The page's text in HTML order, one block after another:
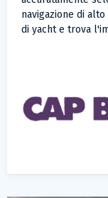
navigazione di
di yacht e trova